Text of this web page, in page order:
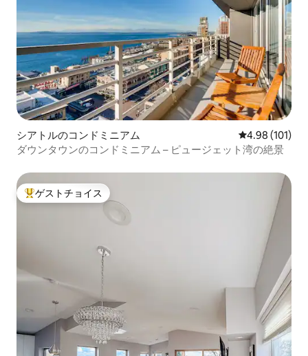
シアトルのコンドミニアム レビュー101
4.98 (101)
ダウンタウンのコンドミニアム – ピュージェット湾の絶景
大好評のゲストチョイスです。
ゲストチョイス